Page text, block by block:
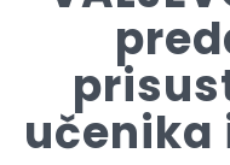
učenika